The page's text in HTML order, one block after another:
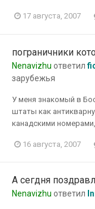
17 августа, 2007
пограничники
Nenavizhu ответил
зарубежья
У меня знакомый в
штаты как
канадскими номерами,
16 августа, 2007
А сегдня
Nenavizhu ответил